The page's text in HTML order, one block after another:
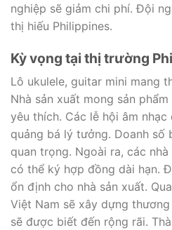
nghiệp sẽ giảm chi phí. Đội
thị hiếu Philippines.
Kỳ vọng tại thị trường
Lô ukulele, guitar mini mang
Nhà sản xuất mong sản
yêu thích. Các lễ hội âm
quảng bá lý tưởng. Doanh số
quan trọng. Ngoài ra, các
có thể ký hợp đồng dài hạn.
ổn định cho nhà sản xuất.
Việt Nam sẽ xây dựng
sẽ được biết đến rộng rãi.